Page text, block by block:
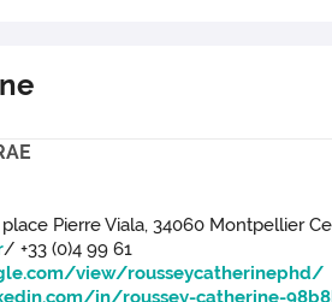
Pierre Viala, 34060 Montpellier
/ +33 (0)4 99 61
view/rousseycatherinephd/
in/roussey-catherine-